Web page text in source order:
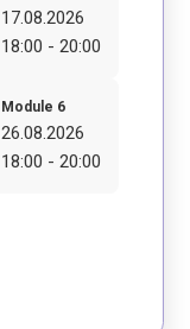
17.08.2026
18:00 - 20:00
Module 6
26.08.2026
18:00 - 20:00